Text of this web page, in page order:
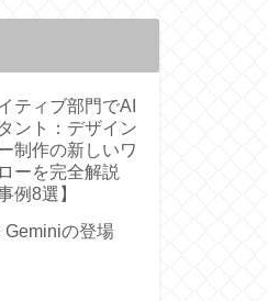
ティブ部門でAI
ント：デザイン
制作の新しいワ
ーを完全解説
例8選】
Geminiの登場